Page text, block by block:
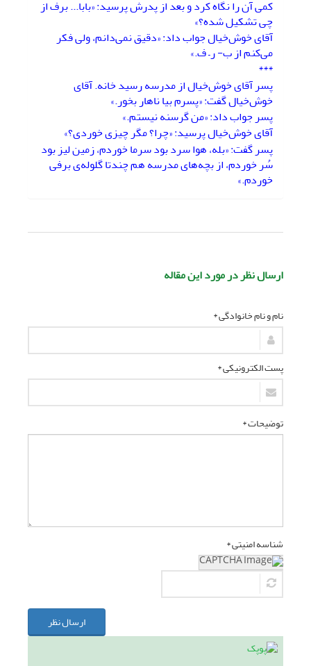
کمی آن را نگاه کرد و بعد از پدرش پرسید: «بابا... برف از
چی تشکیل شده؟»
آقای خوش‌خیال جواب داد: «دقیق نمی‌دانم، ولی فکر
می‌کنم از ب- ر– ف.»
***
پسر آقای خوش‌خیال از مدرسه رسید خانه. آقای
خوش‌خیال گفت: «پسرم بیا ناهار بخور.»
پسر جواب داد: «من گرسنه نیستم.»
آقای خوش‌خیال پرسید: «چرا؟ مگر چیزی خوردی؟»
پسر گفت: «بله، هوا سرد بود سرما خوردم، زمین لیز بود
سُر خوردم، از بچه‌های مدرسه هم چندتا گلوله‌ی برفی
خوردم.»
ارسال نظر در مورد این مقاله
نام و نام خانوادگی *
پست الکترونیکی *
توضیحات *
شناسه امنیتی *
ارسال نظر